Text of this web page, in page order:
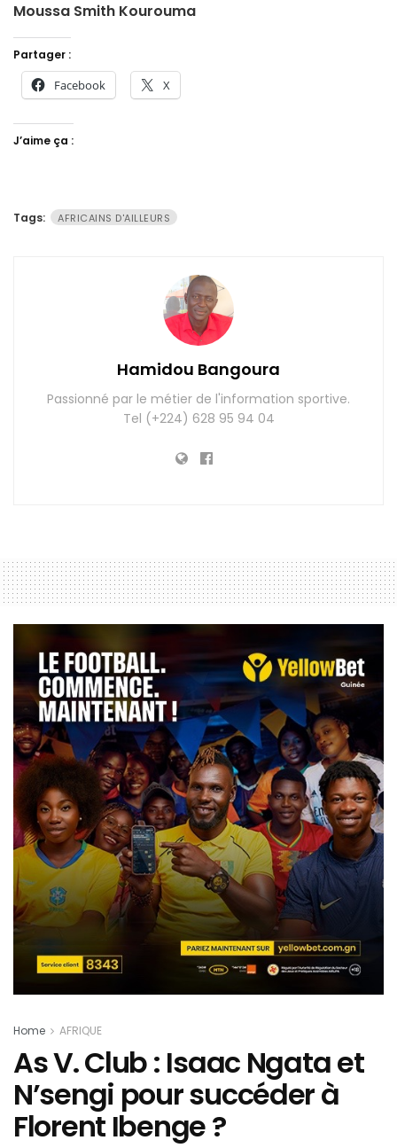
Moussa Smith Kourouma
Partager :
Facebook X
J’aime ça :
Tags: AFRICAINS D'AILLEURS
Hamidou Bangoura
Passionné par le métier de l'information sportive.
Tel (+224) 628 95 94 04
Home AFRIQUE
As V. Club : Isaac Ngata et
N’sengi pour succéder à
Florent Ibenge ?